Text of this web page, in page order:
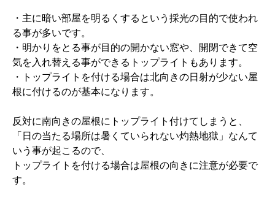
・主に暗い部屋を明るくするという採光の目的で使われ
る事が多いです。
・明かりをとる事が目的の開かない窓や、開閉できて空
気を入れ替える事ができるトップライトもあります。
・トップライトを付ける場合は北向きの日射が少ない屋
根に付けるのが基本になります。
反対に南向きの屋根にトップライト付けてしまうと、
「日の当たる場所は暑くていられない灼熱地獄」なんて
いう事が起こるので、
トップライトを付ける場合は屋根の向きに注意が必要で
す。